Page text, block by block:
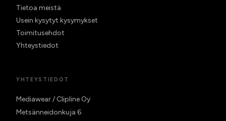
Tietoa meistä
Usein kysytyt kysymykset
Toimitusehdot
Yhteystiedot
YHTEYSTIEDOT
Mediawear / Clipline Oy
Metsänneidonkuja 6